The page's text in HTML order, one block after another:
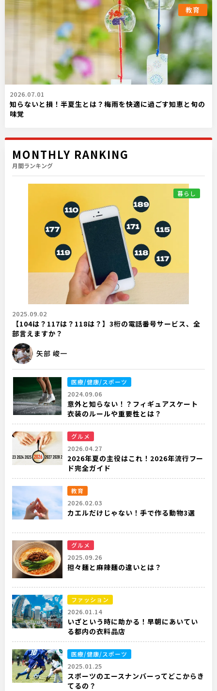
教育
2026.07.01
知らないと損！半夏生とは？梅雨を快適に過ごす知恵と旬の
味覚
MONTHLY RANKING
月間ランキング
暮らし
2025.09.02
【104は？117は？118は？】3桁の電話番号サービス、全
部言えますか？
矢部 峻一
医療/健康/スポーツ
2024.09.06
意外と知らない！？フィギュアスケート
衣装のルールや重要性とは？
グルメ
2026.04.27
2026年夏の主役はこれ！2026年流行フー
ド完全ガイド
教育
2026.02.03
カエルだけじゃない！手で作る動物3選
グルメ
2025.09.26
担々麺と麻辣麺の違いとは？
ファッション
2026.01.14
いざという時に助かる！早朝にあいてい
る都内の衣料品店
医療/健康/スポーツ
2025.01.25
スポーツのエースナンバーってどこからき
てるの？